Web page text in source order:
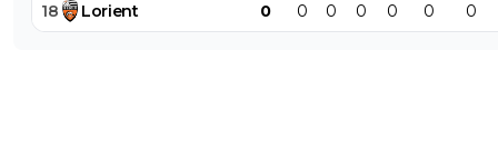
18 Lorient 0 0 0 0 0 0 0